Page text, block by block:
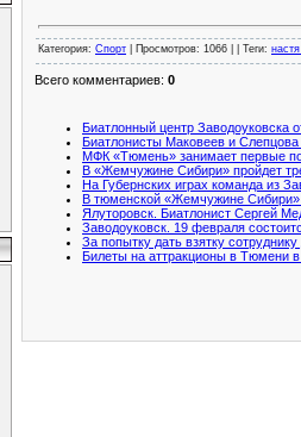
Категория: Спорт Просмотров: 1066 | | Теги:
Всего комментариев: 0
Биатлонный центр Заводоуковска
Биатлонисты Маковеев и
МФК «Тюмень» занимает первые
В «Жемчужине Сибири» пройдет
На Губернских играх команда из
В тюменской «Жемчужине Сибири»
Ялуторовск. Биатлонист Сергей
Заводоуковск. 19 февраля
За попытку дать взятку
Билеты на аттракционы в Тюмени